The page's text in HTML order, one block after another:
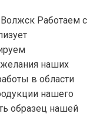
Работаем с
наших
в области
нашего
образец нашей